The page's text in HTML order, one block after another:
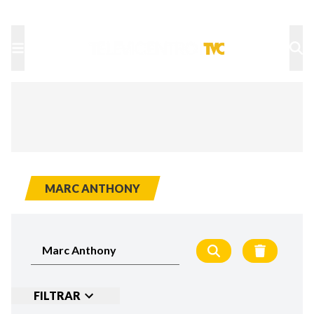
MARC ANTHONY
FILTRAR